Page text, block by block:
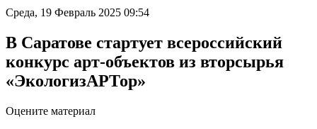
Среда, 19 Февраль 2025 09:54
В Саратове стартует всероссийский
конкурс арт-объектов из вторсырья
«ЭкологизАРТор»
Оцените материал